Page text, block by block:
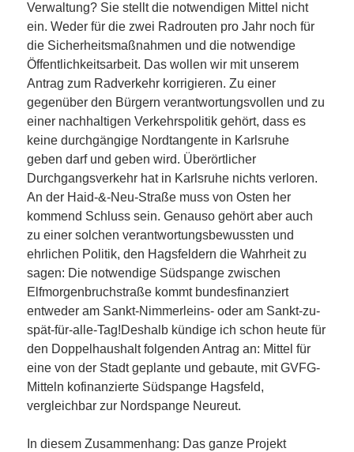
Verwaltung? Sie stellt die notwendigen Mittel nicht
ein. Weder für die zwei Radrouten pro Jahr noch für
die Sicherheitsmaßnahmen und die notwendige
Öffentlichkeitsarbeit. Das wollen wir mit unserem
Antrag zum Radverkehr korrigieren. Zu einer
gegenüber den Bürgern verantwortungsvollen und zu
einer nachhaltigen Verkehrspolitik gehört, dass es
keine durchgängige Nordtangente in Karlsruhe
geben darf und geben wird. Überörtlicher
Durchgangsverkehr hat in Karlsruhe nichts verloren.
An der Haid-&-Neu-Straße muss von Osten her
kommend Schluss sein. Genauso gehört aber auch
zu einer solchen verantwortungsbewussten und
ehrlichen Politik, den Hagsfeldern die Wahrheit zu
sagen: Die notwendige Südspange zwischen
Elfmorgenbruchstraße kommt bundesfinanziert
entweder am Sankt-Nimmerleins- oder am Sankt-zu-
spät-für-alle-Tag!Deshalb kündige ich schon heute für
den Doppelhaushalt folgenden Antrag an: Mittel für
eine von der Stadt geplante und gebaute, mit GVFG-
Mitteln kofinanzierte Südspange Hagsfeld,
vergleichbar zur Nordspange Neureut.
In diesem Zusammenhang: Das ganze Projekt